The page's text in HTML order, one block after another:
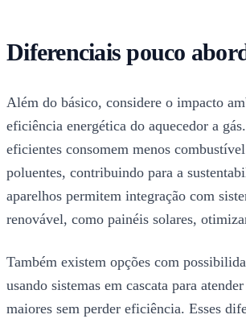
Diferenciais pouco
Além do básico, considere o impacto
eficiência energética do aquecedor a
eficientes consomem menos
poluentes, contribuindo para a
aparelhos permitem integração com
renovável, como painéis solares,
Também existem opções com
usando sistemas em cascata para
maiores sem perder eficiência. Esses